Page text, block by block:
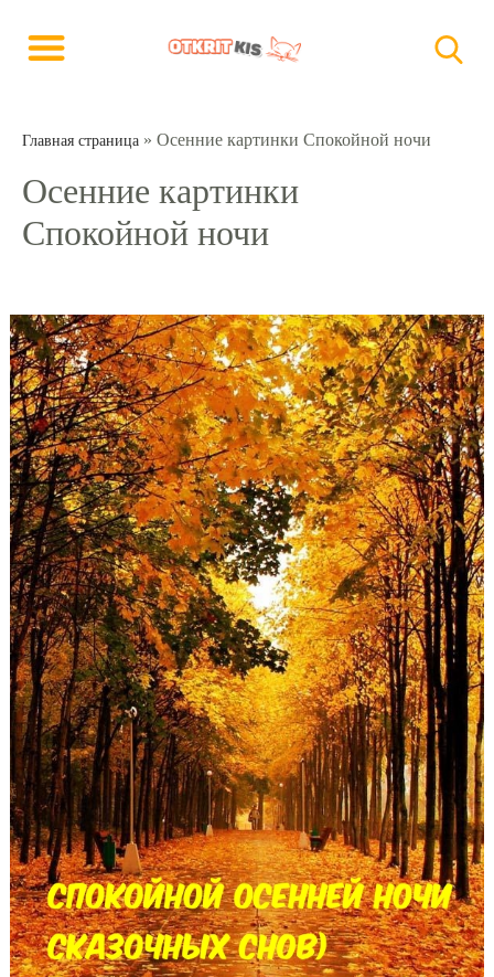
Главная страница » Осенние картинки Спокойной ночи
Осенние картинки
Спокойной ночи